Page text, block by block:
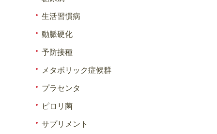
生活習慣病
動脈硬化
予防接種
メタボリック症候群
プラセンタ
ピロリ菌
サプリメント